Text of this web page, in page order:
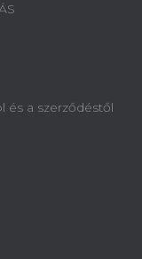
és a szerződéstől